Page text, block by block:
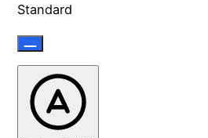
Standard